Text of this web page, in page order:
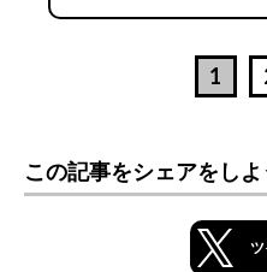
1
この記事をシェアをしよ
ツ